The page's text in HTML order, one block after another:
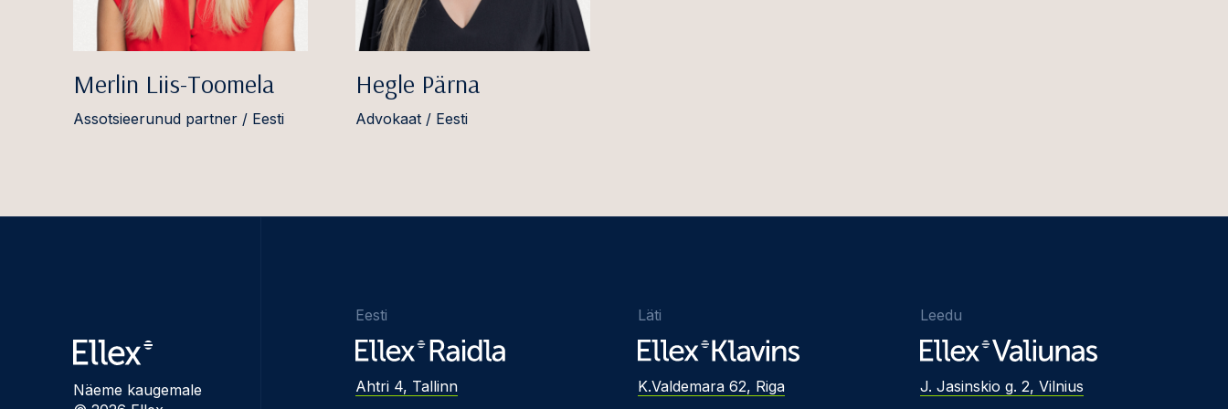
Merlin Liis-Toomela
Assotsieerunud partner / Eesti
Hegle Pärna
Advokaat / Eesti
Näeme kaugemale
Eesti
Ahtri 4, Tallinn
Läti
K.Valdemara 62, Riga
Leedu
J. Jasinskio g. 2, Vilnius